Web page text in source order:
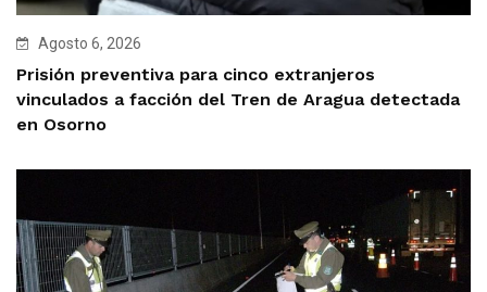
Agosto 6, 2026
Prisión preventiva para cinco extranjeros
vinculados a facción del Tren de Aragua detectada
en Osorno